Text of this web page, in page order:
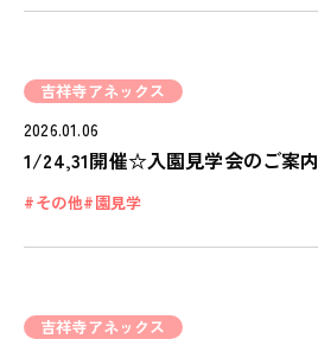
PINOKI'S YOUTUBE
CONTACT
吉祥寺アネックス
2026.01.06
1/24,31開催☆入園見学会のご案内
その他 園見学
吉祥寺アネックス